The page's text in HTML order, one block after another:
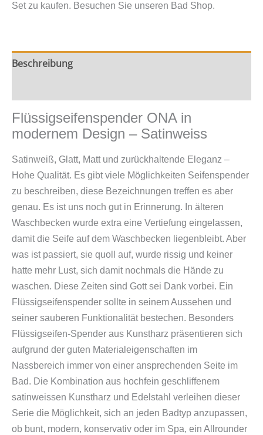
Set zu kaufen. Besuchen Sie unseren Bad Shop.
Beschreibung
Flüssigseifenspender ONA in
modernem Design – Satinweiss
Satinweiß, Glatt, Matt und zurückhaltende Eleganz –
Hohe Qualität. Es gibt viele Möglichkeiten Seifenspender
zu beschreiben, diese Bezeichnungen treffen es aber
genau. Es ist uns noch gut in Erinnerung. In älteren
Waschbecken wurde extra eine Vertiefung eingelassen,
damit die Seife auf dem Waschbecken liegenbleibt. Aber
was ist passiert, sie quoll auf, wurde rissig und keiner
hatte mehr Lust, sich damit nochmals die Hände zu
waschen. Diese Zeiten sind Gott sei Dank vorbei. Ein
Flüssigseifenspender sollte in seinem Aussehen und
seiner sauberen Funktionalität bestechen. Besonders
Flüssigseifen-Spender aus Kunstharz präsentieren sich
aufgrund der guten Materialeigenschaften im
Nassbereich immer von einer ansprechenden Seite im
Bad. Die Kombination aus hochfein geschliffenem
satinweissen Kunstharz und Edelstahl verleihen dieser
Serie die Möglichkeit, sich an jeden Badtyp anzupassen,
ob bunt, modern, konservativ oder im Spa, ein Allrounder